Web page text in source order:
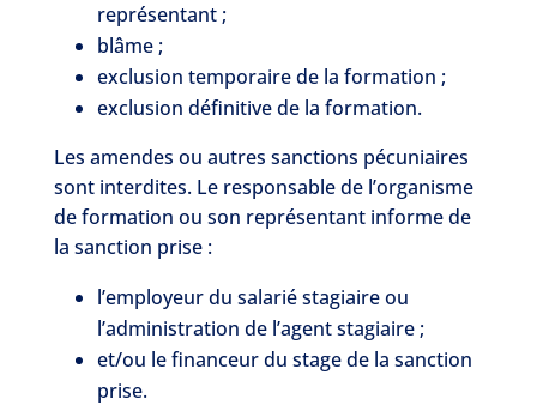
représentant ;
blâme ;
exclusion temporaire de la formation ;
exclusion définitive de la formation.
Les amendes ou autres sanctions pécuniaires
sont interdites. Le responsable de l’organisme
de formation ou son représentant informe de
la sanction prise :
l’employeur du salarié stagiaire ou
l’administration de l’agent stagiaire ;
et/ou le financeur du stage de la sanction
prise.